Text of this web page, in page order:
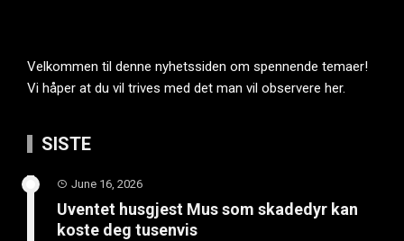
Velkommen til denne nyhetssiden om spennende temaer!
Vi håper at du vil trives med det man vil observere her.
SISTE
June 16, 2026
Uventet husgjest Mus som skadedyr kan
koste deg tusenvis